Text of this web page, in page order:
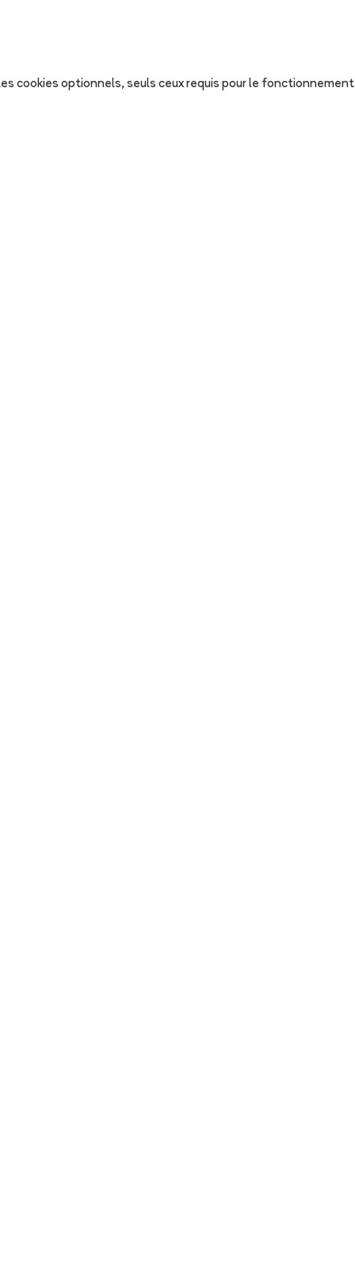
cookies optionnels, seuls ceux requis pour le fonctionnement